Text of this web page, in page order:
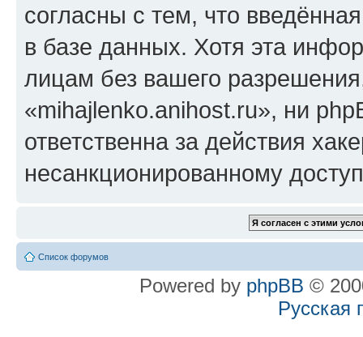
согласны с тем, что
в базе данных. Хотя эта
лицам без вашего
«mihajlenko.anihost.ru», ни
ответственна за действия
несанкционированному
Список форумов
Powered by phpBB ©
Русская